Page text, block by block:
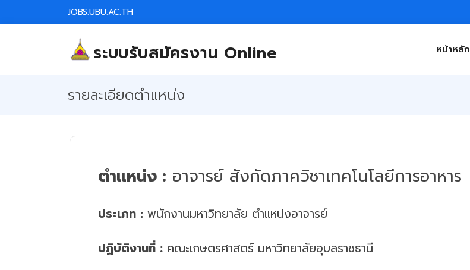
JOBS.UBU.AC.TH
ระบบรับสมัครงาน Online หน้าหลัก
รายละเอียดตำแหน่ง
ตำแหน่ง : อาจารย์ สังกัดภาควิชาเทคโนโลยีการอาหาร
ประเภท : พนักงานมหาวิทยาลัย ตำแหน่งอาจารย์
ปฏิบัติงานที่ : คณะเกษตรศาสตร์ มหาวิทยาลัยอุบลราชธานี